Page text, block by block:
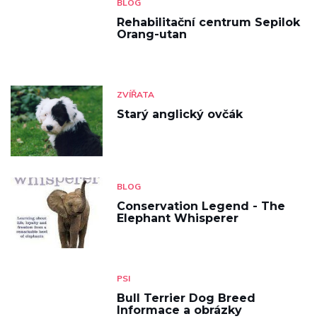
BLOG
Rehabilitační centrum Sepilok
Orang-utan
ZVÍŘATA
Starý anglický ovčák
BLOG
Conservation Legend - The
Elephant Whisperer
PSI
Bull Terrier Dog Breed
Informace a obrázky